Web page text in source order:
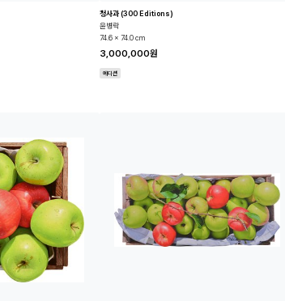
청사과 (300 Editions)
윤병락
74.6 x 74.0 cm
3,000,000원
에디션